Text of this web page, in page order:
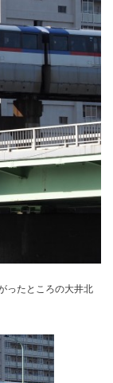
ったところの大井北